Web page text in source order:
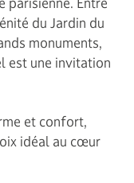
du Jardin du
monuments,
est une invitation
et confort,
idéal au cœur